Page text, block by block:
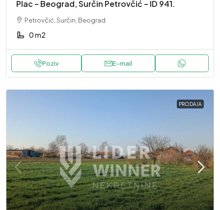
Plac – Beograd, Surčin Petrovčić – ID 941.
Petrovčić, Surčin, Beograd
0 m2
Poziv E-mail
PRODAJA